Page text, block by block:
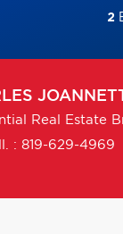
2
Real Estate
: 819-629-4969